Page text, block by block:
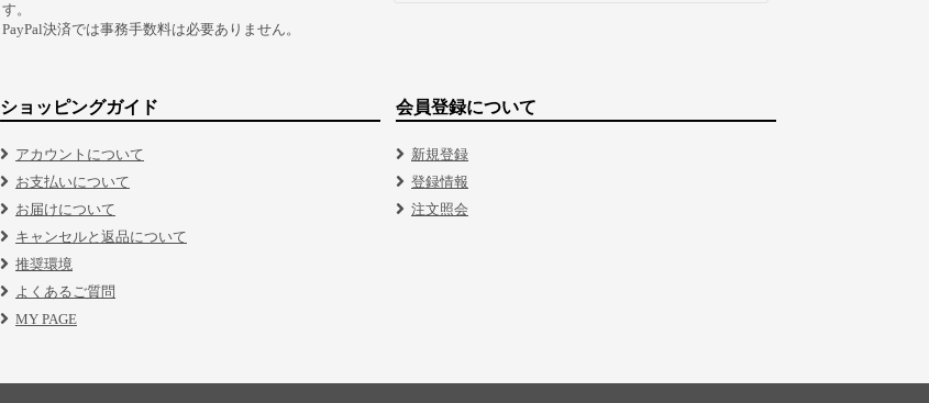
す。
PayPal決済では事務手数料は必要ありません。
ショッピングガイド
アカウントについて
お支払いについて
お届けについて
キャンセルと返品について
推奨環境
よくあるご質問
MY PAGE
会員登録について
新規登録
登録情報
注文照会